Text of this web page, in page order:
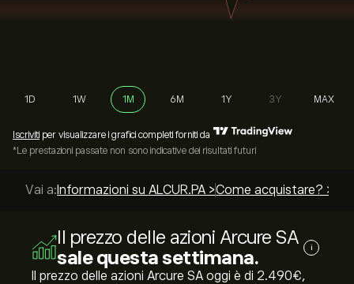
1D 1W 1M 6M 1Y 3Y MAX
Iscriviti per visualizzare i grafici completi forniti da
*Le prestazioni passate non sono indicative dei risultati futuri
Vai a: Informazioni su ALCUR.PA >Come acquistare? >
Il prezzo delle azioni Arcure SA
sale questa settimana.
i
Il prezzo delle azioni Arcure SA oggi è di 2.490‎€‎,